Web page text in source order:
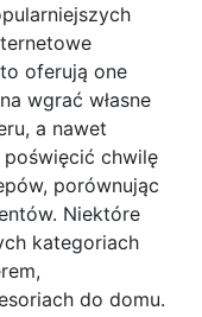
oferują one
wgrać własne
a nawet
chwilę
porównując
Niektóre
kategoriach
do domu.